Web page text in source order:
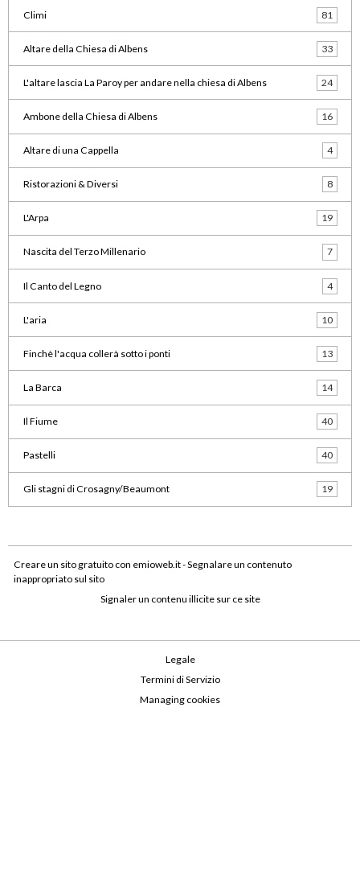
Climi 81
Altare della Chiesa di Albens 33
L'altare lascia La Paroy per andare nella chiesa di Albens 24
Ambone della Chiesa di Albens 16
Altare di una Cappella 4
Ristorazioni & Diversi 8
L'Arpa 19
Nascita del Terzo Millenario 7
Il Canto del Legno 4
L'aria 10
Finchè l'acqua collerà sotto i ponti 13
La Barca 14
Il Fiume 40
Pastelli 40
Gli stagni di Crosagny/Beaumont 19
Creare un sito gratuito con emioweb.it -Segnalare un contenuto
inappropriato sul sito
Signaler un contenu illicite sur ce site
Legale
Termini di Servizio
Managing cookies